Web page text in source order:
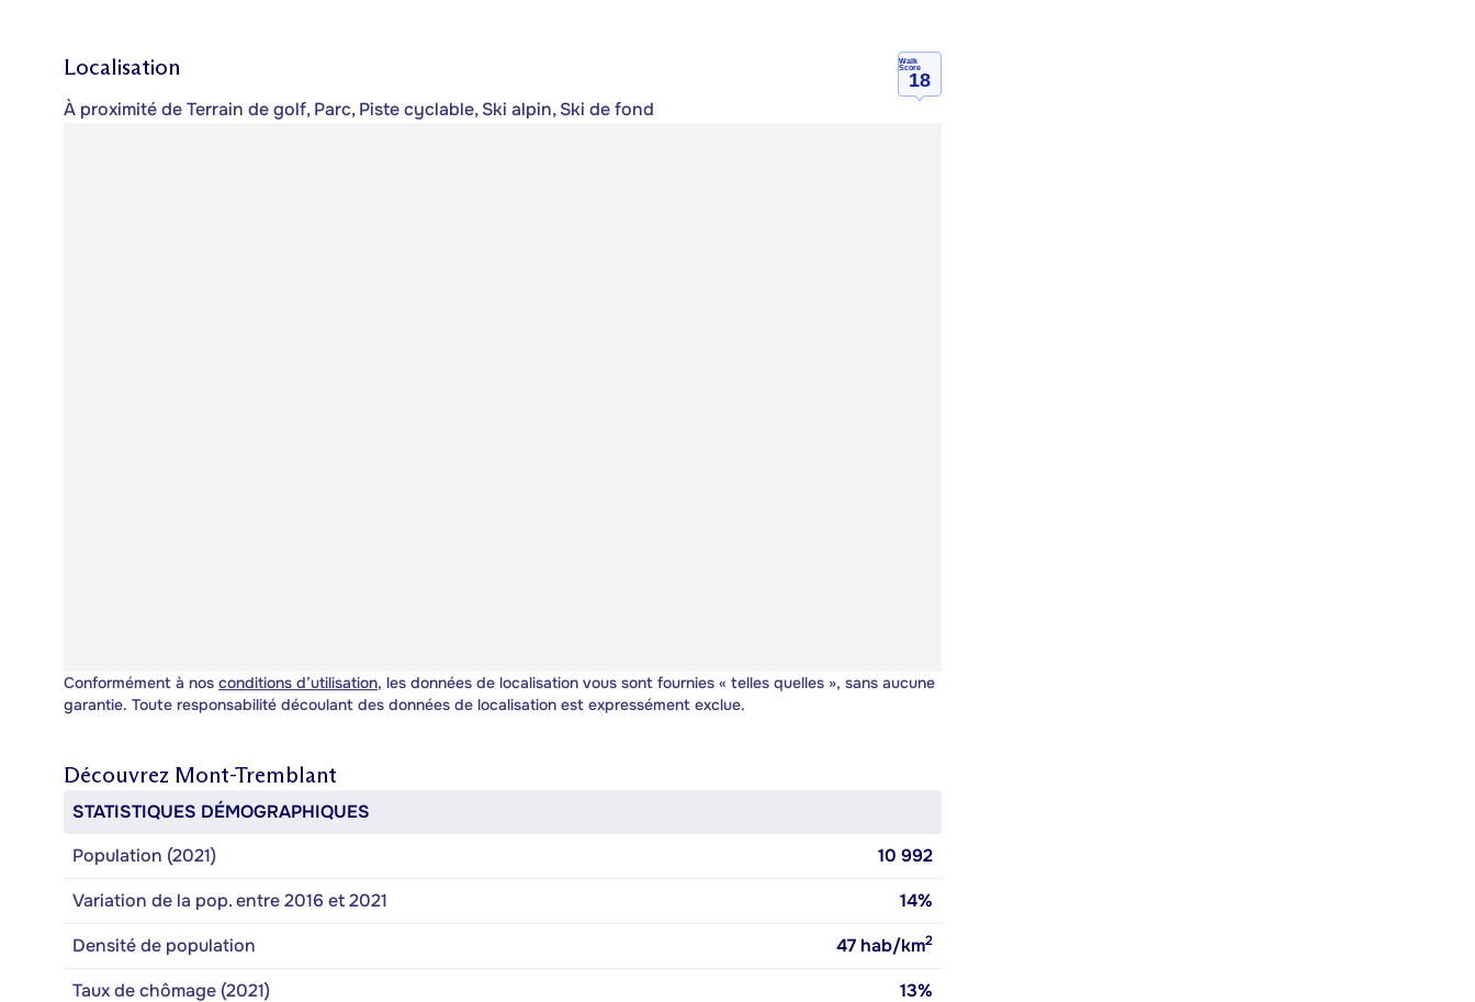
Localisation
Walk
Score
18
À proximité de Terrain de golf, Parc, Piste cyclable, Ski alpin, Ski de fond
Conformément à nos conditions d’utilisation, les données de localisation vous sont fournies « telles quelles », sans aucune
garantie. Toute responsabilité découlant des données de localisation est expressément exclue.
Découvrez Mont-Tremblant
STATISTIQUES DÉMOGRAPHIQUES
Population (2021)
10 992
Variation de la pop. entre 2016 et 2021
14%
Densité de population
47 hab/km2
Taux de chômage (2021) 13%